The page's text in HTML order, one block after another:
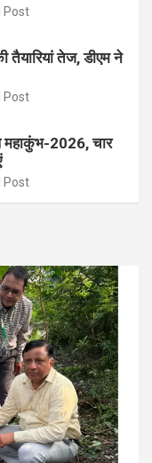
Post
तैयारियां तेज, डीएम ने
Post
महाकुंभ-2026, चार
Post